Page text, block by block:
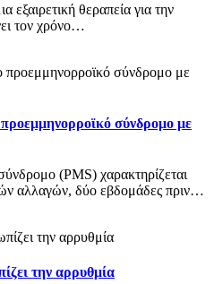
εξαιρετική θεραπεία για την
τον χρόνο…
σύνδρομο με
(PMS) χαρακτηρίζεται
αλλαγών, δύο εβδομάδες πριν…
την αρρυθμία